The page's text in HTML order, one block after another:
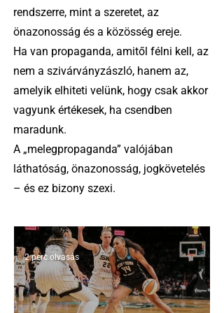
rendszerre, mint a szeretet, az
önazonosság és a közösség ereje.
Ha van propaganda, amitől félni kell, az
nem a szivárványzászló, hanem az,
amelyik elhiteti velünk, hogy csak akkor
vagyunk értékesek, ha csendben
maradunk.
A „melegpropaganda” valójában
láthatóság, önazonosság, jogkövetelés
– és ez bizony szexi.
2 perc olvasás